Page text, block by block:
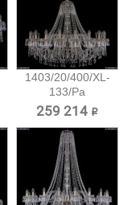
1403/20/400/XL-
133/Pa
Хрустальная...
259 214 ₽